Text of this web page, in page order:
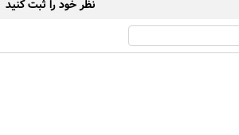
نظر خود را ثبت کنید